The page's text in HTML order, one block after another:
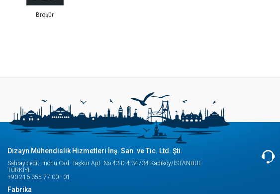
Broşür
Dizayn Mühendislik Hizmetleri İnş. San. ve Tic. Ltd. Şti.
Sahrayıcedit, İnönü Cad. Taşkur Apt. No.43 D:4 34734 Kadıköy/İSTANBUL
TÜRKİYE
+90 216 355 77 00 - 01
Fabrika